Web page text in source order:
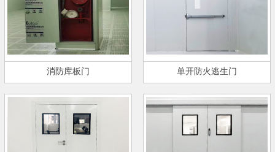
消防库板门 单开防火逃生门